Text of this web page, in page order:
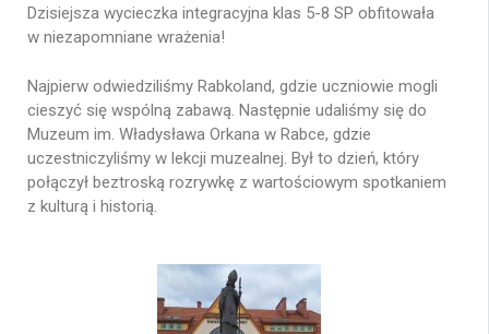
Dzisiejsza wycieczka integracyjna klas 5-8 SP obfitowała
w niezapomniane wrażenia!
Najpierw odwiedziliśmy Rabkoland, gdzie uczniowie mogli
cieszyć się wspólną zabawą. Następnie udaliśmy się do
Muzeum im. Władysława Orkana w Rabce, gdzie
uczestniczyliśmy w lekcji muzealnej. Był to dzień, który
połączył beztroską rozrywkę z wartościowym spotkaniem
z kulturą i historią.